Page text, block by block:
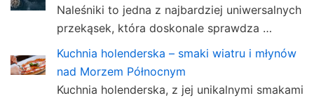
Naleśniki to jedna z najbardziej uniwersalnych
przekąsek, która doskonale sprawdza …
Kuchnia holenderska – smaki wiatru i młynów
nad Morzem Północnym
Kuchnia holenderska, z jej unikalnymi smakami